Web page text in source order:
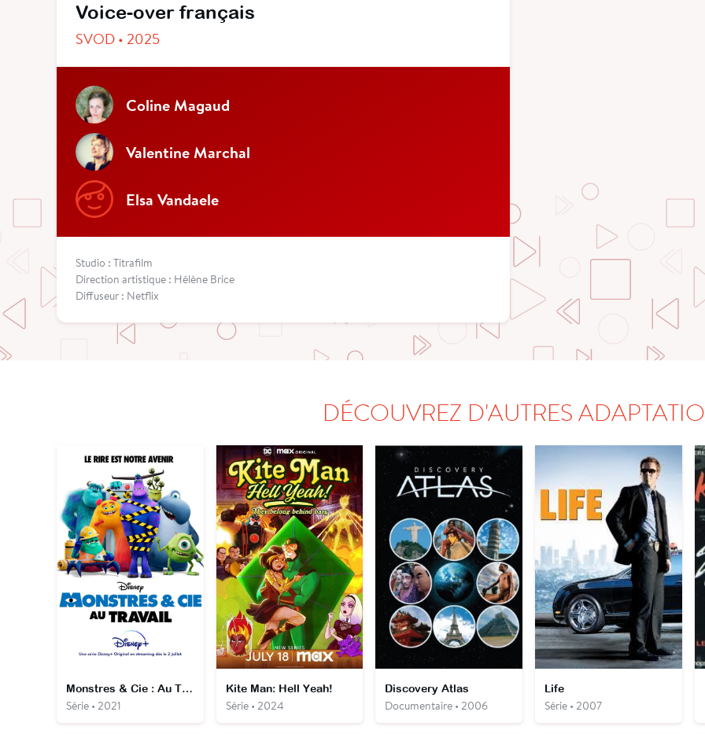
Voice-over français
SVOD • 2025
Coline Magaud
Valentine Marchal
Elsa Vandaele
Studio : Titrafilm
Direction artistique : Hélène Brice
Diffuseur : Netflix
DÉCOUVREZ D'AUTRES
Monstres & Cie : Au Travail
Série • 2021
Kite Man: Hell Yeah!
Série • 2024
Discovery Atlas
Documentaire • 2006
Life
Série • 2007